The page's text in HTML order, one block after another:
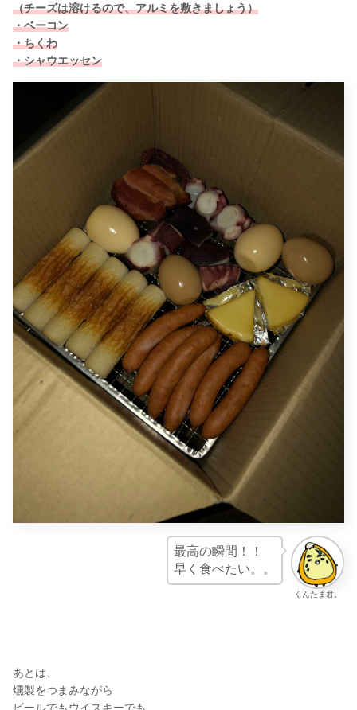
（チーズは溶けるので、アルミを敷きましょう）
・ベーコン
・ちくわ
・シャウエッセン
くんたま君。
最高の瞬間！！
早く食べたい。。
あとは、
燻製をつまみながら